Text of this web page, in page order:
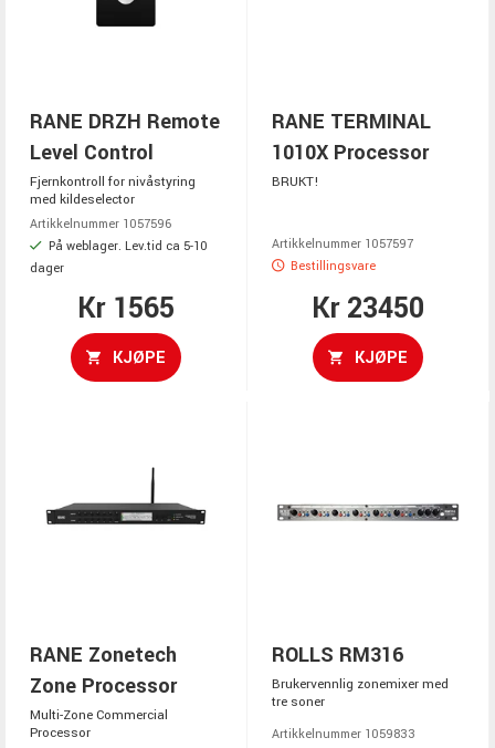
RANE DRZH Remote
Level Control
Fjernkontroll for nivåstyring
med kildeselector
Artikkelnummer 1057596
På weblager. Lev.tid ca 5-10
dager
Kr 1565
KJØPE
RANE TERMINAL
1010X Processor
BRUKT!
Artikkelnummer 1057597
Bestillingsvare
Kr 23450
KJØPE
RANE Zonetech
Zone Processor
Multi-Zone Commercial
Processor
ROLLS RM316
Brukervennlig zonemixer med
tre soner
Artikkelnummer 1059833